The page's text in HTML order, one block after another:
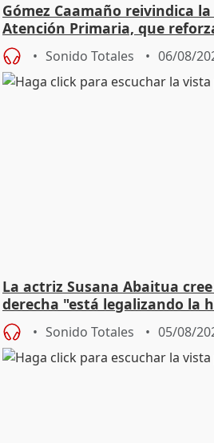
Gómez Caamaño reivindica
Atención Primaria, que
Sonido Totales 06/08/
La actriz Susana Abaitua
derecha "está legalizando la
Sonido Totales 05/08/